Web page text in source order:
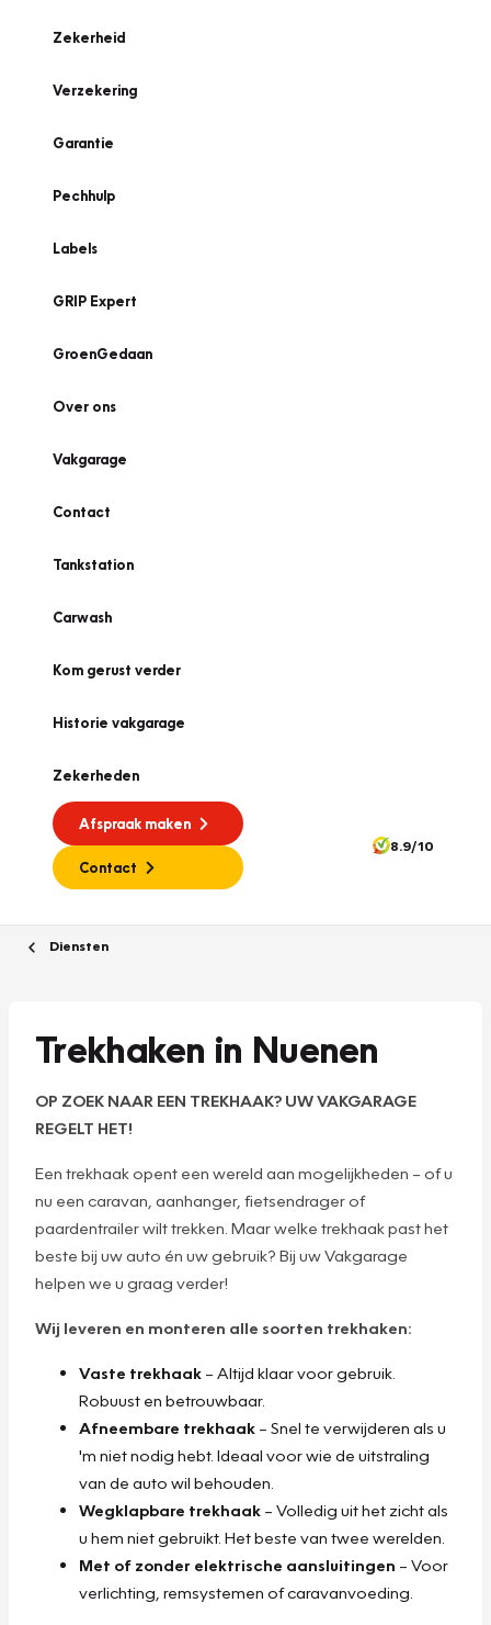
Zekerheid
Verzekering
Garantie
Pechhulp
Labels
GRIP Expert
GroenGedaan
Over ons
Vakgarage
Contact
Tankstation
Carwash
Kom gerust verder
Historie vakgarage
Zekerheden
Afspraak maken
Contact
8.9/10
Diensten
Trekhaken in Nuenen
OP ZOEK NAAR EEN TREKHAAK? UW VAKGARAGE
REGELT HET!
Een trekhaak opent een wereld aan mogelijkheden – of u
nu een caravan, aanhanger, fietsendrager of
paardentrailer wilt trekken. Maar welke trekhaak past het
beste bij uw auto én uw gebruik? Bij uw Vakgarage
helpen we u graag verder!
Wij leveren en monteren alle soorten trekhaken:
Vaste trekhaak – Altijd klaar voor gebruik.
Robuust en betrouwbaar.
Afneembare trekhaak – Snel te verwijderen als u
'm niet nodig hebt. Ideaal voor wie de uitstraling
van de auto wil behouden.
Wegklapbare trekhaak – Volledig uit het zicht als
u hem niet gebruikt. Het beste van twee werelden.
Met of zonder elektrische aansluitingen – Voor
verlichting, remsystemen of caravanvoeding.